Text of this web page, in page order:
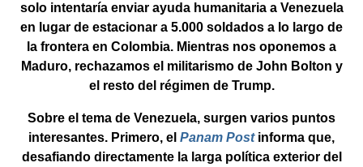
solo intentaría enviar ayuda humanitaria a Venezuela
en lugar de estacionar a 5.000 soldados a lo largo de
la frontera en Colombia. Mientras nos oponemos a
Maduro, rechazamos el militarismo de John Bolton y
el resto del régimen de Trump.
Sobre el tema de Venezuela, surgen varios puntos
interesantes. Primero, el Panam Postinforma que,
desafiando directamente la larga política exterior del